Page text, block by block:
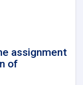
assignment
of